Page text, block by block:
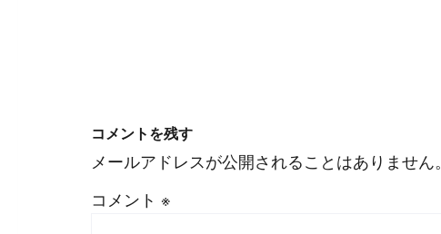
コメントを残す
メールアドレスが公開されることはありません。
コメント ※